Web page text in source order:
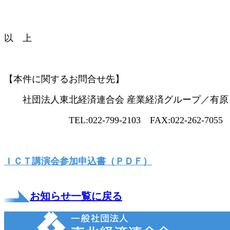
以 上
【本件に関するお問合せ先】
社団法人東北経済連合会 産業経済グループ／有原
TEL:022-799-2103 FAX:022-262-7055
ＩＣＴ講演会参加申込書（ＰＤＦ）
お知らせ一覧に戻る